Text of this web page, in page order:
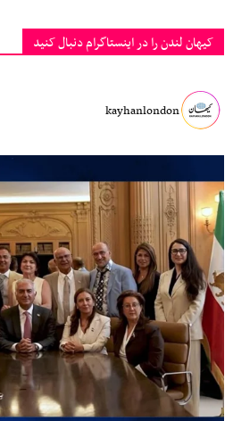
کیهان لندن را در اینستاگرام دنبال کنید
kayhanlondon